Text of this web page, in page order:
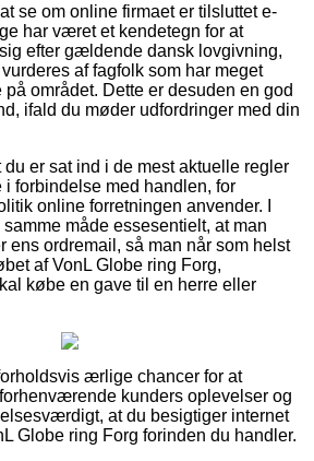
se om online firmaet er tilsluttet e-
har været et kendetegn for at
efter gældende dansk lovgivning,
af fagfolk som har meget
området. Dette er desuden en god
ifald du møder udfordringer med din
er sat ind i de mest aktuelle regler
forbindelse med handlen, for
online forretningen anvender. I
måde essesentielt, at man
ens ordremail, så man når som helst
af VonL Globe ring Forg,
købe en gave til en herre eller
ærlige chancer for at
kunders oplevelser og
at du besigtiger internet
Globe ring Forg forinden du handler.